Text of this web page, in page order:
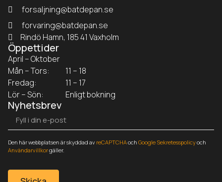
forsaljning@batdepan.se
forvaring@batdepan.se
Rindö Hamn, 185 41 Vaxholm
Öppettider
April – Oktober
Mån – Tors:
11 – 18
Fredag:
11 – 17
Lör – Sön:
Enligt bokning
Nyhetsbrev
Den här webbplatsen är skyddad av reCAPTCHAoch Google Sekretesspolicyoch
Användarvillkorgäller.